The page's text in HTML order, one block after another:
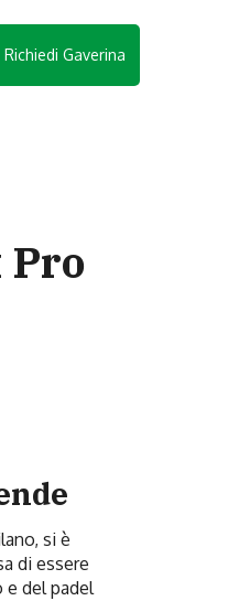
Richiedi Gaverina
Pro
si è
di essere
e del padel